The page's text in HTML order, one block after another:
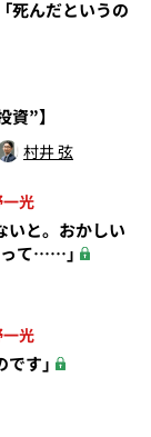
死んだというの
資”】
村井 弦
一光
いと。おかしい
て……」
一光
す」